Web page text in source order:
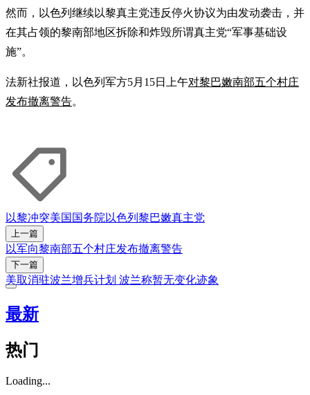
然而，以色列继续以黎真主党违反停火协议为由发动袭击，并
在其占领的黎南部地区拆除和炸毁所谓真主党“军事基础设
施”。
法新社报道，以色列军方5月15日上午对黎巴嫩南部五个村庄
发布撤离警告。
以黎冲突美国国务院以色列 黎巴嫩真主党
上一篇
以军向黎南部五个村庄发布撤离警告
下一篇
美取消驻波兰增兵计划 波兰称暂无变化迹象
最新
热门
Loading...